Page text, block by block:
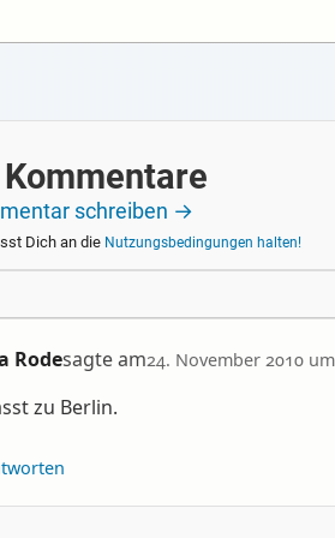
schreiben →
Dich an die Nutzungsbedingungen halten!
Rodesagte am24. November 2010
zu Berlin.